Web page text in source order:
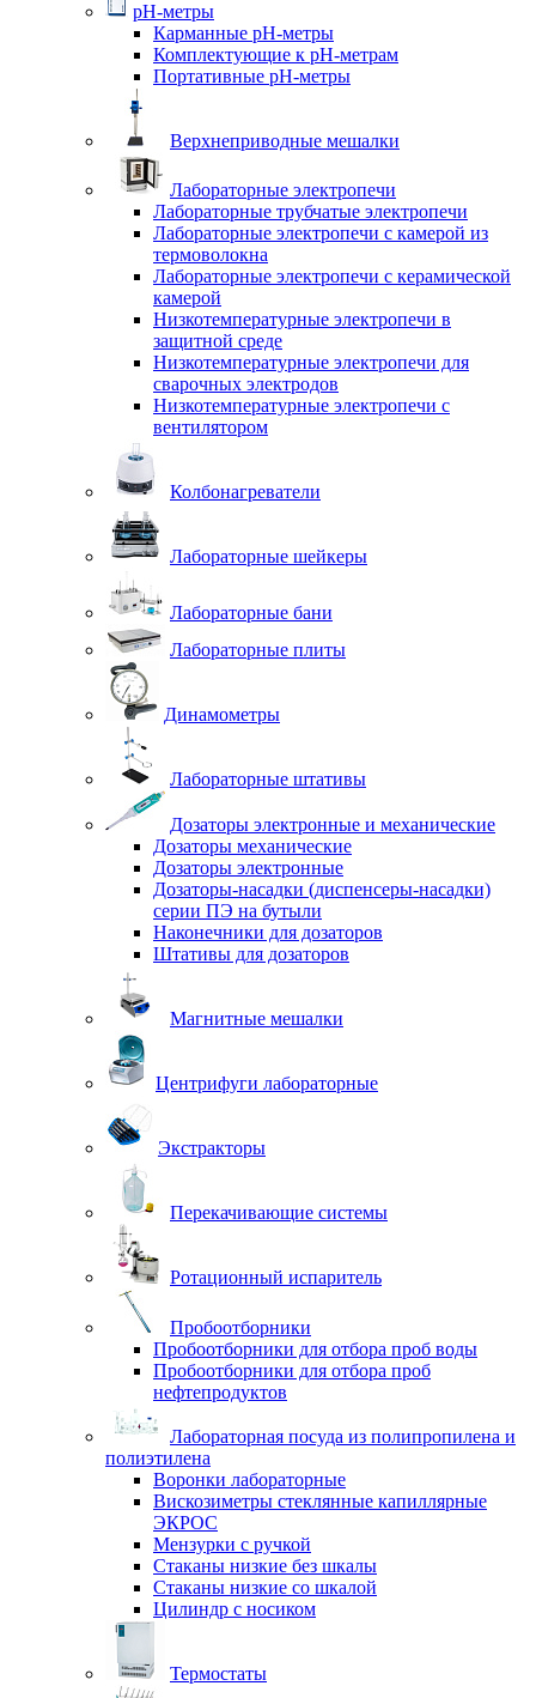
pH-метры
Карманные pH-метры
Комплектующие к pH-метрам
Портативные pH-метры
Верхнеприводные мешалки
Лабораторные электропечи
Лабораторные трубчатые электропечи
Лабораторные электропечи с камерой из
термоволокна
Лабораторные электропечи с керамической
камерой
Низкотемпературные электропечи в
защитной среде
Низкотемпературные электропечи для
cварочных электродов
Низкотемпературные электропечи с
вентилятором
Колбонагреватели
Лабораторные шейкеры
Лабораторные бани
Лабораторные плиты
Динамометры
Лабораторные штативы
Дозаторы электронные и механические
Дозаторы механические
Дозаторы электронные
Дозаторы-насадки (диспенсеры-насадки)
серии ПЭ на бутыли
Наконечники для дозаторов
Штативы для дозаторов
Магнитные мешалки
Центрифуги лабораторные
Экстракторы
Перекачивающие системы
Ротационный испаритель
Пробоотборники
Пробоотборники для отбора проб воды
Пробоотборники для отбора проб
нефтепродуктов
Лабораторная посуда из полипропилена и
полиэтилена
Воронки лабораторные
Вискозиметры стеклянные капиллярные
ЭКРОС
Мензурки с ручкой
Стаканы низкие без шкалы
Стаканы низкие со шкалой
Цилиндр с носиком
Термостаты